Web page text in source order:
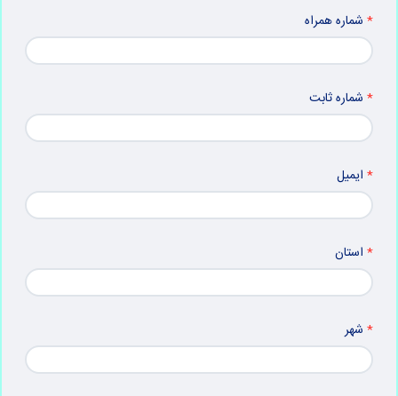
شماره همراه
شماره ثابت
ایمیل
استان
شهر